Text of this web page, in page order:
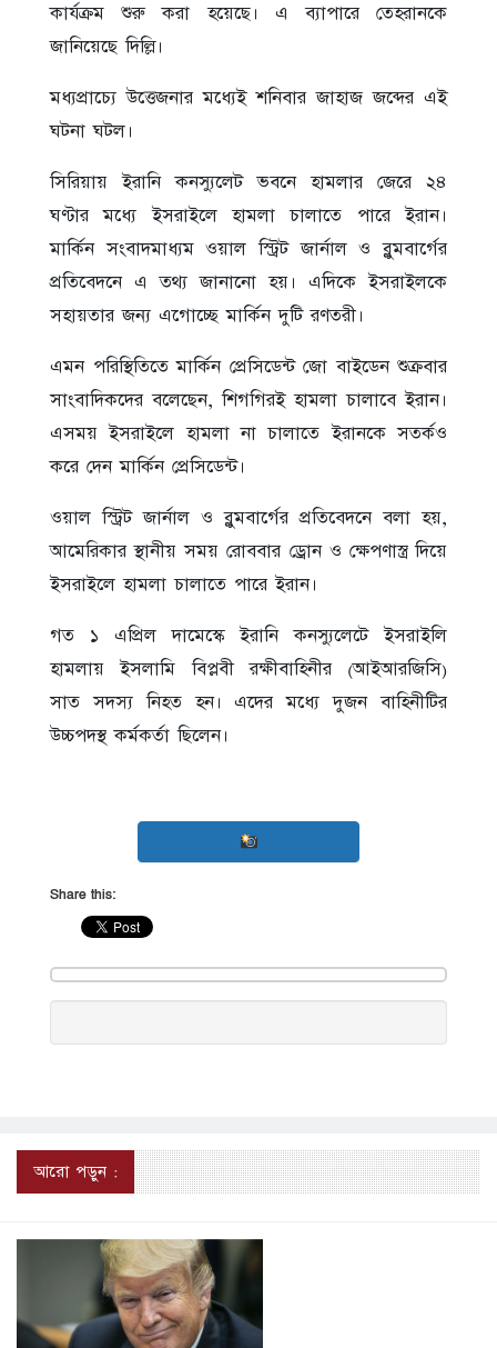
কার্যক্রম শুরু করা হয়েছে। এ ব্যাপারে তেহরানকে
জানিয়েছে দিল্লি।
মধ্যপ্রাচ্যে উত্তেজনার মধ্যেই শনিবার জাহাজ জব্দের এই
ঘটনা ঘটল।
সিরিয়ায় ইরানি কনস্যুলেট ভবনে হামলার জেরে ২৪
ঘণ্টার মধ্যে ইসরাইলে হামলা চালাতে পারে ইরান।
মার্কিন সংবাদমাধ্যম ওয়াল স্ট্রিট জার্নাল ও ব্লুমবার্গের
প্রতিবেদনে এ তথ্য জানানো হয়। এদিকে ইসরাইলকে
সহায়তার জন্য এগোচ্ছে মার্কিন দুটি রণতরী।
এমন পরিস্থিতিতে মার্কিন প্রেসিডেন্ট জো বাইডেন শুক্রবার
সাংবাদিকদের বলেছেন, শিগগিরই হামলা চালাবে ইরান।
এসময় ইসরাইলে হামলা না চালাতে ইরানকে সতর্কও
করে দেন মার্কিন প্রেসিডেন্ট।
ওয়াল স্ট্রিট জার্নাল ও ব্লুমবার্গের প্রতিবেদনে বলা হয়,
আমেরিকার স্থানীয় সময় রোববার ড্রোন ও ক্ষেপণাস্ত্র দিয়ে
ইসরাইলে হামলা চালাতে পারে ইরান।
গত ১ এপ্রিল দামেস্কে ইরানি কনস্যুলেটে ইসরাইলি
হামলায় ইসলামি বিপ্লবী রক্ষীবাহিনীর (আইআরজিসি)
সাত সদস্য নিহত হন। এদের মধ্যে দুজন বাহিনীটির
উচ্চপদস্থ কর্মকর্তা ছিলেন।
Share this:
আরো পড়ুন :